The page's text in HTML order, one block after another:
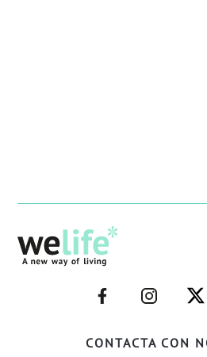
CONTACTA CON
–
FACEBOOK–
–
–